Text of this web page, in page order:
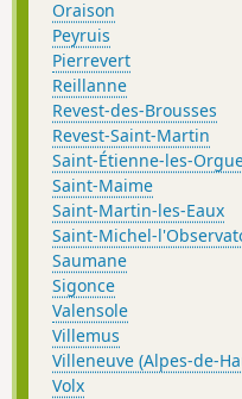
Oraison
Peyruis
Pierrevert
Reillanne
Revest-des-Brousses
Revest-Saint-Martin
Saint-Étienne-les-
Saint-Maime
Saint-Martin-les-Eaux
Saint-Michel-
Saumane
Sigonce
Valensole
Villemus
Villeneuve (Alpes-de-
Volx